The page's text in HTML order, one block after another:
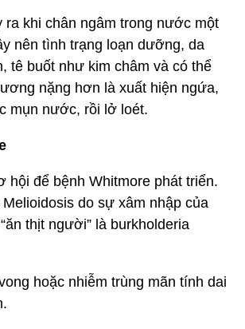
ra khi chân ngâm trong nước một
nên tình trạng loạn dưỡng, da
tê buốt như kim châm và có thể
nặng hơn là xuất hiện ngứa,
mụn nước, rồi lở loét.
hội để bệnh Whitmore phát triển.
do sự xâm nhập của
thịt người” là burkholderia
hoặc nhiễm trùng mãn tính dai